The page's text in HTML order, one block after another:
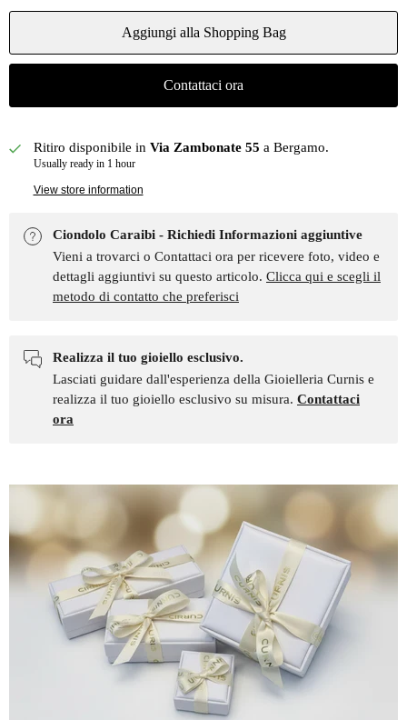
Aggiungi alla Shopping Bag
Contattaci ora
Ritiro disponibile in Via Zambonate 55 a Bergamo.
Usually ready in 1 hour
View store information
Ciondolo Caraibi - Richiedi Informazioni aggiuntive
Vieni a trovarci o Contattaci ora per ricevere foto, video e
dettagli aggiuntivi su questo articolo. Clicca qui e scegli il
metodo di contatto che preferisci
Realizza il tuo gioiello esclusivo.
Lasciati guidare dall'esperienza della Gioielleria Curnis e
realizza il tuo gioiello esclusivo su misura. Contattaci
ora